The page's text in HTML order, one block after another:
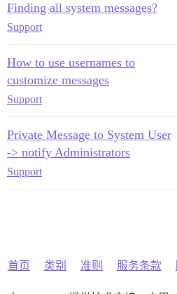
Finding all system messages?
Support
How to use usernames to
customize messages
Support
Private Message to System User
-> notify Administrators
Support
首页 类别 准则 服务条款